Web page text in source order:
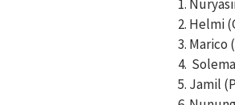
Helmi
Marico
Jamil